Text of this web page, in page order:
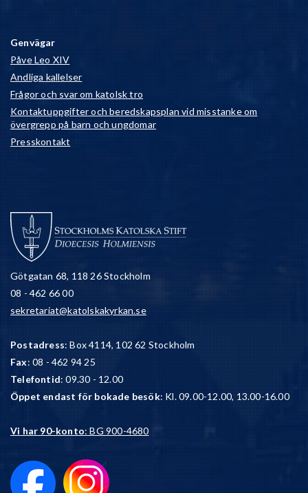
Genvägar
Påve Leo XIV
Andliga kallelser
Frågor och svar om katolsk tro
Kontaktuppgifter och beredskapsplan vid misstanke om
övergrepp på barn och ungdomar
Presskontakt
Götgatan 68, 118 26 Stockholm
08 - 462 66 00
sekretariat@katolskakyrkan.se
Postadress: Box 4114, 102 62 Stockholm
Fax: 08 - 462 94 25
Telefontid: 09.30 - 12.00
Öppet endast för bokade besök: Kl. 09.00-12.00, 13.00-16.00
Vi har 90-konto: BG 900-4680